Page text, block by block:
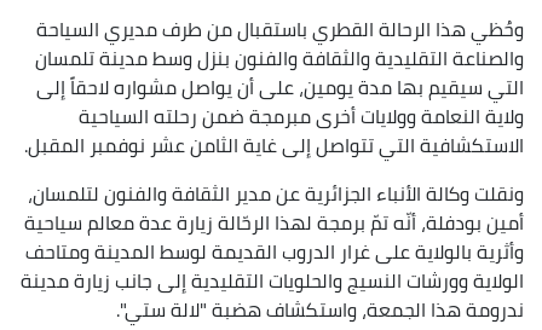
وحُظي هذا الرحالة القطري باستقبال من طرف مديري السياحة
والصناعة التقليدية والثقافة والفنون بنزل وسط مدينة تلمسان
التي سيقيم بها مدة يومين، على أن يواصل مشواره لاحقاً إلى
ولاية النعامة وولايات أخرى مبرمجة ضمن رحلته السياحية
الاستكشافية التي تتواصل إلى غاية الثامن عشر نوفمبر المقبل.
ونقلت وكالة الأنباء الجزائرية عن مدير الثقافة والفنون لتلمسان،
أمين بودفلة، أنّه تمّ برمجة لهذا الرحّالة زيارة عدة معالم سياحية
وأثرية بالولاية على غرار الدروب القديمة لوسط المدينة ومتاحف
الولاية وورشات النسيج والحلويات التقليدية إلى جانب زيارة مدينة
ندرومة هذا الجمعة، واستكشاف هضبة "لالة ستي".